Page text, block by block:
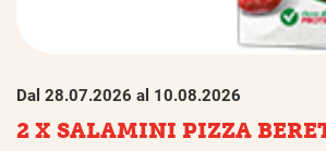
Dal 28.07.2026 al 10.08.2026
2 X SALAMINI PIZZA